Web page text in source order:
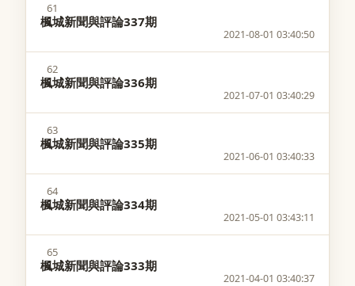
61
楓城新聞與評論337期
2021-08-01 03:40:50
62
楓城新聞與評論336期
2021-07-01 03:40:29
63
楓城新聞與評論335期
2021-06-01 03:40:33
64
楓城新聞與評論334期
2021-05-01 03:43:11
65
楓城新聞與評論333期
2021-04-01 03:40:37